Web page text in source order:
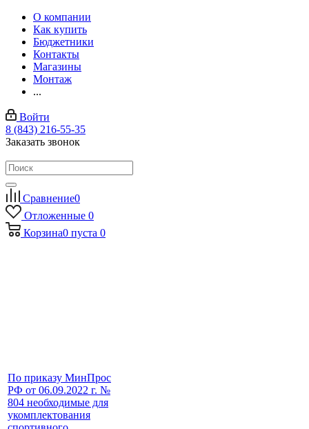
О компании
Как купить
Бюджетники
Контакты
Магазины
Монтаж
...
Войти
8 (843) 216-55-35
Заказать звонок
Сравнение0
Отложенные 0
Корзина0 пуста 0
По приказу МинПрос
РФ от 06.09.2022 г. №
804 необходимые для
укомплектования